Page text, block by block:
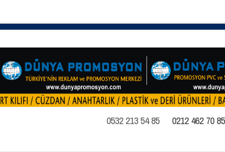
0532 213 54 85 0212 462 70 85